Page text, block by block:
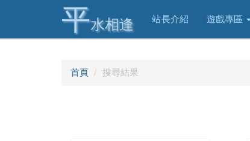
平水相逢 站長介紹 遊戲專區
首頁 搜尋結果